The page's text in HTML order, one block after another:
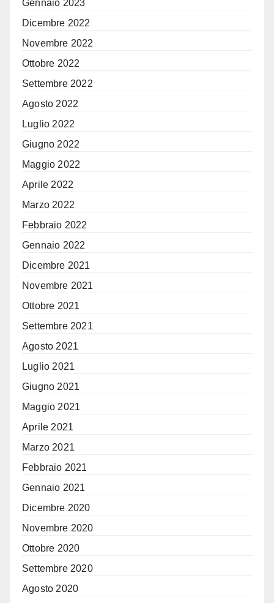
Gennaio 2023
Dicembre 2022
Novembre 2022
Ottobre 2022
Settembre 2022
Agosto 2022
Luglio 2022
Giugno 2022
Maggio 2022
Aprile 2022
Marzo 2022
Febbraio 2022
Gennaio 2022
Dicembre 2021
Novembre 2021
Ottobre 2021
Settembre 2021
Agosto 2021
Luglio 2021
Giugno 2021
Maggio 2021
Aprile 2021
Marzo 2021
Febbraio 2021
Gennaio 2021
Dicembre 2020
Novembre 2020
Ottobre 2020
Settembre 2020
Agosto 2020